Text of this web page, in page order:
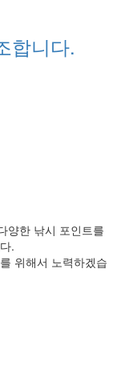
합니다.
양한 낚시 포인트를
.
위해서 노력하겠습